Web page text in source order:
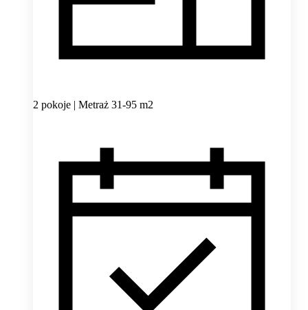
2 pokoje | Metraż 31-95 m2